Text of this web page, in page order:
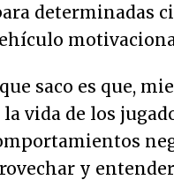
determinadas
saco es que,
vida de los
y